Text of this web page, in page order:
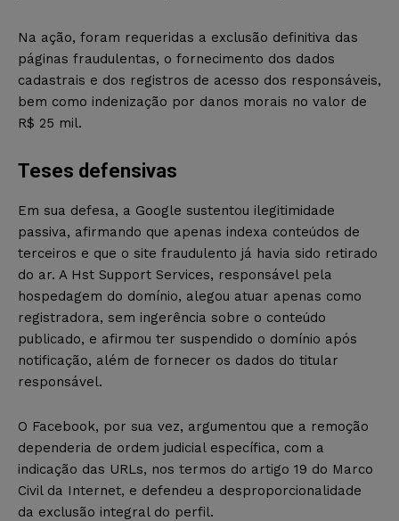
Na ação, foram requeridas a exclusão definitiva das
páginas fraudulentas, o fornecimento dos dados
cadastrais e dos registros de acesso dos responsáveis,
bem como indenização por danos morais no valor de
R$ 25 mil.
Teses defensivas
Em sua defesa, a Google sustentou ilegitimidade
passiva, afirmando que apenas indexa conteúdos de
terceiros e que o site fraudulento já havia sido retirado
do ar. A Hst Support Services, responsável pela
hospedagem do domínio, alegou atuar apenas como
registradora, sem ingerência sobre o conteúdo
publicado, e afirmou ter suspendido o domínio após
notificação, além de fornecer os dados do titular
responsável.
O Facebook, por sua vez, argumentou que a remoção
dependeria de ordem judicial específica, com a
indicação das URLs, nos termos do artigo 19 do Marco
Civil da Internet, e defendeu a desproporcionalidade
da exclusão integral do perfil.